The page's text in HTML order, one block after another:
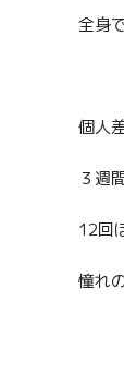
全身
個人
３週
12回
憧れ